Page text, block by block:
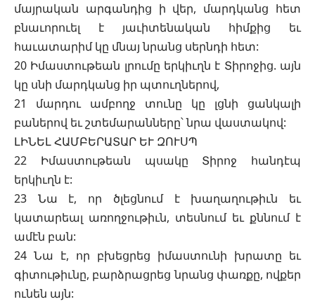
մայրական արգանդից ի վեր, մարդկանց հետ
բնաւորուել է յաւիտենական հիմքից եւ
հաւատարիմ կը մնայ նրանց սերնդի հետ:
20 Իմաստութեան լրումը երկիւղն է Տիրոջից. այն
կը սնի մարդկանց իր պտուղներով,
21 մարդու ամբողջ տունը կը լցնի ցանկալի
բաներով եւ շտեմարանները՝ նրա վաստակով:
ԼԻՆԵԼ ՀԱՄԲԵՐԱՏԱՐ ԵՒ ԶՈՒՍՊ
22 Իմաստութեան պսակը Տիրոջ հանդէպ
երկիւղն է:
23 Նա է, որ ծլեցնում է խաղաղութիւն եւ
կատարեալ առողջութիւն, տեսնում եւ քննում է
ամէն բան:
24 Նա է, որ բխեցրեց իմաստունի խրատը եւ
գիտութիւնը, բարձրացրեց նրանց փառքը, ովքեր
ունեն այն: